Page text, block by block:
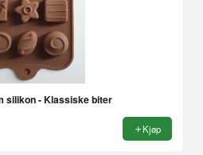
silikon - Klassiske biter
Kjøp